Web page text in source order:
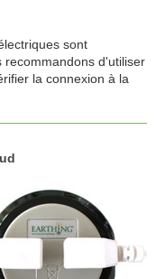
sont
recommandons d'utiliser
la connexion à la